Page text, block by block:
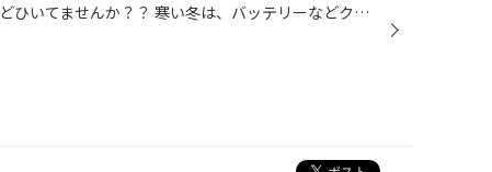
寒い日が続いていますが、風邪などひいてませんか？？ 寒い冬は、バッテリーなどクルマにとっても過酷な季節です(*_*; タイヤ館熊谷では、お客様の愛車の体調管理のお手伝いをいたします(^_-)-☆ 安全走行には欠かせない日常点検を無料で行っておりますので、 是非お気軽にご来店ください。 お待ちし...